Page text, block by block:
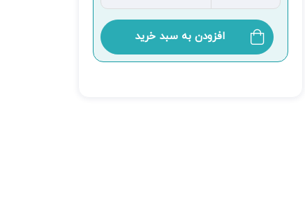
افزودن به سبد خرید